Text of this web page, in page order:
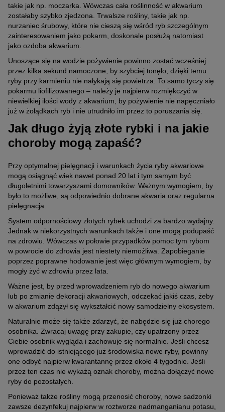
takie jak np. moczarka. Wówczas cała roślinność w akwarium
zostałaby szybko zjedzona. Trwalsze rośliny, takie jak np.
nurzaniec śrubowy, które nie cieszą się wśród ryb szczególnym
zainteresowaniem jako pokarm, doskonale posłużą natomiast
jako ozdoba akwarium.
Unoszące się na wodzie pożywienie powinno zostać wcześniej
przez kilka sekund namoczone, by szybciej tonęło, dzięki temu
ryby przy karmieniu nie nałykają się powietrza. To samo tyczy się
pokarmu liofilizowanego – należy je najpierw rozmiękczyć w
niewielkiej ilości wody z akwarium, by pożywienie nie napęczniało
już w żołądkach ryb i nie utrudniło im przez to poruszania się.
Jak długo żyją złote rybki i na jakie
choroby mogą zapaść?
Przy optymalnej pielęgnacji i warunkach życia ryby akwariowe
mogą osiągnąć wiek nawet ponad 20 lat i tym samym być
długoletnimi towarzyszami domowników. Ważnym wymogiem, by
było to możliwe, są odpowiednio dobrane akwaria oraz regularna
pielęgnacja.
System odpornościowy złotych rybek uchodzi za bardzo wydajny.
Jednak w niekorzystnych warunkach także i one mogą podupaść
na zdrowiu. Wówczas w połowie przypadków pomoc tym rybom
w powrocie do zdrowia jest niestety niemożliwa. Zapobieganie
poprzez poprawne hodowanie jest więc głównym wymogiem, by
mogły żyć w zdrowiu przez lata.
Ważne jest, by przed wprowadzeniem ryb do nowego akwarium
lub po zmianie dekoracji akwariowych, odczekać jakiś czas, żeby
w akwarium zdążył się wykształcić nowy samodzielny ekosystem.
Naturalnie może się także zdarzyć, że nabędzie się już chorego
osobnika. Zwracaj uwagę przy zakupie, czy upatrzony przez
Ciebie osobnik wygląda i zachowuje się normalnie. Jeśli chcesz
wprowadzić do istniejącego już środowiska nowe ryby, powinny
one odbyć najpierw kwarantannę przez około 4 tygodnie. Jeśli
przez ten czas nie wykażą oznak choroby, można dołączyć nowe
ryby do pozostałych.
Ponieważ także rośliny mogą przenosić choroby, nowe sadzonki
zawsze dezynfekuj najpierw w roztworze nadmanganianu potasu,